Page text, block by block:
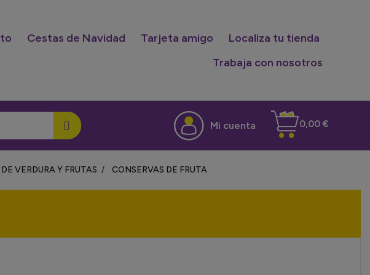
Cestas de Navidad Tarjeta amigo
Localiza tu tienda
Trabaja con nosotros
Mi cuenta 0,00 €
VERDURA Y FRUTAS CONSERVAS DE FRUTA